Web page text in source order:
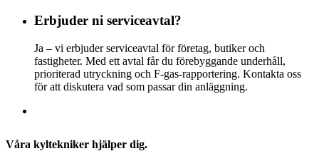
Erbjuder ni serviceavtal?
Ja – vi erbjuder serviceavtal för företag, butiker och
fastigheter. Med ett avtal får du förebyggande underhåll,
prioriterad utryckning och F-gas-rapportering. Kontakta oss
för att diskutera vad som passar din anläggning.
Våra kyltekniker hjälper dig.